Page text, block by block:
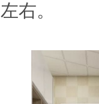
左右。